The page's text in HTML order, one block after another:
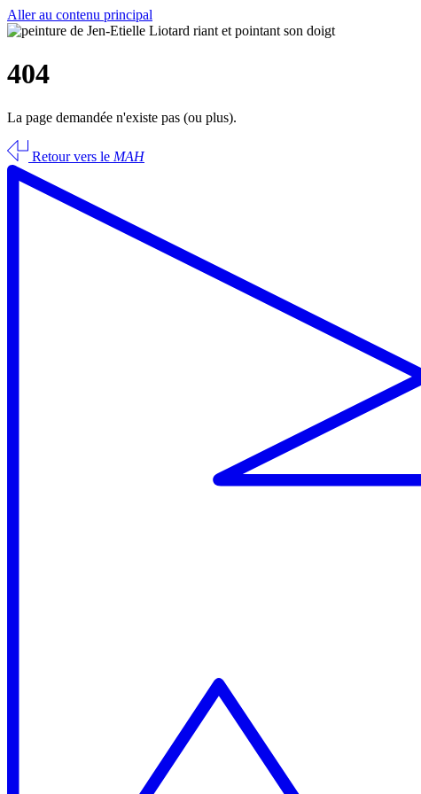
Aller au contenu principal
404
La page demandée n'existe pas (ou plus).
Retour vers le MAH